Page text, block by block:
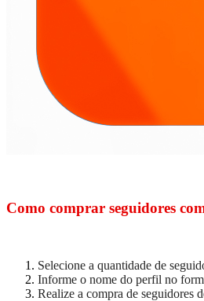
Como comprar seguidores
Selecione a quantidade de
Informe o nome do perfil no
Realize a compra de seguidores